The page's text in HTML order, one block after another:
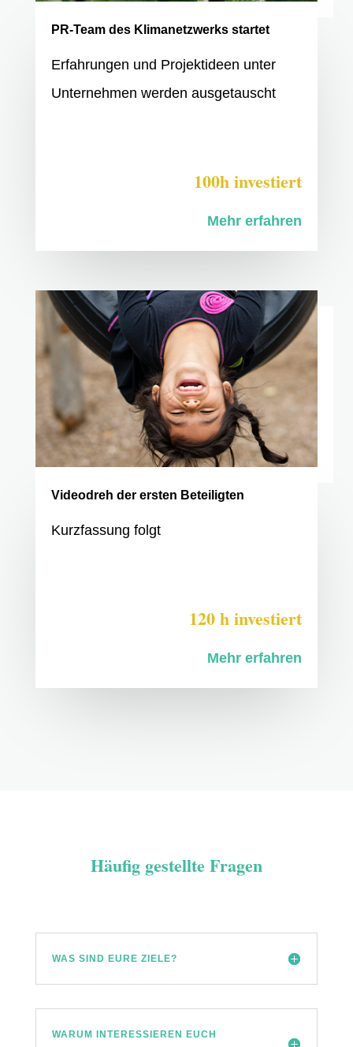
PR-Team des Klimanetzwerks startet
Erfahrungen und Projektideen unter
Unternehmen werden ausgetauscht
100h investiert
Mehr erfahren
Videodreh der ersten Beteiligten
Kurzfassung folgt
120 h investiert
Mehr erfahren
Häufig gestellte Fragen
WAS SIND EURE ZIELE?
WARUM INTERESSIEREN EUCH